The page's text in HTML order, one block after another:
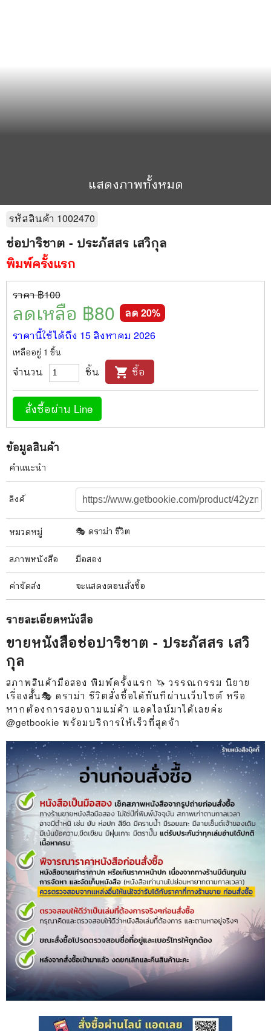
แสดงภาพทั้งหมด
รหัสสินค้า 1002470
ช่อปาริชาต - ประภัสสร เสวิกุล
พิมพ์ครั้งแรก
ราคา ฿100
ลดเหลือ ฿80 ลด 20%
ราคานี้ใช้ได้ถึง 15 สิงหาคม 2026
เหลืออยู่ 1 ชิ้น
จำนวน ชิ้น shopping_cart ซื้อ
สั่งซื้อผ่าน Line
ข้อมูลสินค้า
คำแนะนำ
ลิงค์
หมวดหมู่ 🎭 ดราม่า ชีวิต
สภาพหนังสือ มือสอง
ค่าจัดส่ง จะแสดงตอนสั่งซื้อ
รายละเอียดหนังสือ
ขายหนังสือช่อปาริชาต - ประภัสสร เสวิ
กุล
สภาพสินค้ามือสอง พิมพ์ครั้งแรก 🦄 วรรณกรรม นิยาย
เรื่องสั้น🎭 ดราม่า ชีวิตสั่งซื้อได้ทันทีผ่านเว็บไซต์ หรือ
หากต้องการสอบถามแม่ค้า แอดไลน์มาได้เลยค่ะ
@getbookie พร้อมบริการให้เร็วที่สุดจ้า